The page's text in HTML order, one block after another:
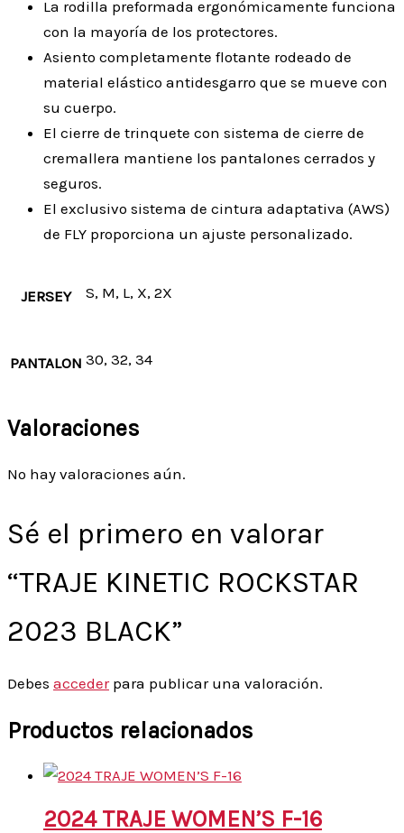
La rodilla preformada ergonómicamente funciona
con la mayoría de los protectores.
Asiento completamente flotante rodeado de
material elástico antidesgarro que se mueve con
su cuerpo.
El cierre de trinquete con sistema de cierre de
cremallera mantiene los pantalones cerrados y
seguros.
El exclusivo sistema de cintura adaptativa (AWS)
de FLY proporciona un ajuste personalizado.
JERSEY S, M, L, X, 2X
PANTALON 30, 32, 34
Valoraciones
No hay valoraciones aún.
Sé el primero en valorar
“TRAJE KINETIC ROCKSTAR
2023 BLACK”
Debes accederpara publicar una valoración.
Productos relacionados
2024 TRAJE WOMEN’S F-16